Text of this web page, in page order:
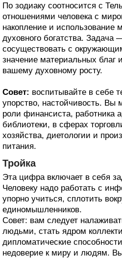
По зодиаку соотносится с
отношениями человека с
накопление и использование
духовного богатства. Задача
сосуществовать с
значение материальных благ
вашему духовному росту.
Совет: воспитывайте в себе
упорство, настойчивость. Вы
роли финансиста, работника
библиотеки, в сферах
хозяйства, диетологии и
питания.
Тройка
Эта цифра включает в себя
Человеку надо работать с
упорно учиться, сплотить
единомышленников.
Совет: вам следует
людьми, стать ядром
дипломатические
недоверие к миру и людям.